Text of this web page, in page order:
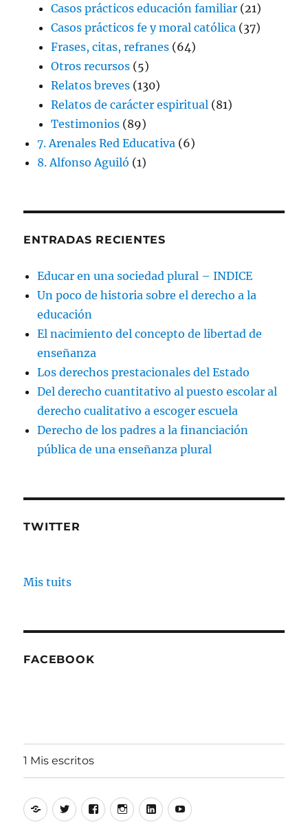
Casos prácticos educación familiar (21)
Casos prácticos fe y moral católica (37)
Frases, citas, refranes (64)
Otros recursos (5)
Relatos breves (130)
Relatos de carácter espiritual (81)
Testimonios (89)
7. Arenales Red Educativa (6)
8. Alfonso Aguiló (1)
ENTRADAS RECIENTES
Educar en una sociedad plural – INDICE
Un poco de historia sobre el derecho a la
educación
El nacimiento del concepto de libertad de
enseñanza
Los derechos prestacionales del Estado
Del derecho cuantitativo al puesto escolar al
derecho cualitativo a escoger escuela
Derecho de los padres a la financiación
pública de una enseñanza plural
TWITTER
Mis tuits
FACEBOOK
1 Mis escritos
Alfonso
Aguiló
TwitterFacebookInstagram
LinkedinYoutube